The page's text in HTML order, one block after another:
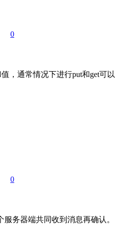
0
，通常情况下进行put和get可
0
务器端共同收到消息再确认。